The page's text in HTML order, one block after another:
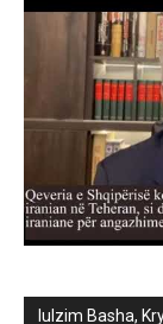
lulzim Basha,